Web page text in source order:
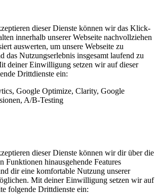
dieser Dienste können wir das Klick-
innerhalb unserer Webseite nachvollziehen
auswerten, um unsere Webseite zu
das Nutzungserlebnis insgesamt laufend zu
deiner Einwilligung setzen wir auf dieser
Drittdienste ein:
Google Optimize, Clarity, Google
A/B-Testing
dieser Dienste können wir dir über die
Funktionen hinausgehende Features
dir eine komfortable Nutzung unserer
Mit deiner Einwilligung setzen wir auf
folgende Drittdienste ein: